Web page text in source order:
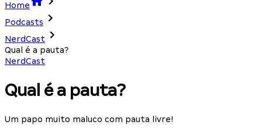
Home
Podcasts
NerdCast
Qual é a pauta?
NerdCast
Qual é a pauta?
Um papo muito maluco com pauta livre!